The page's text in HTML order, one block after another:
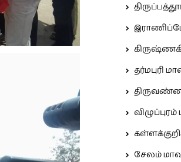
தர்மபுரி
சேலம்